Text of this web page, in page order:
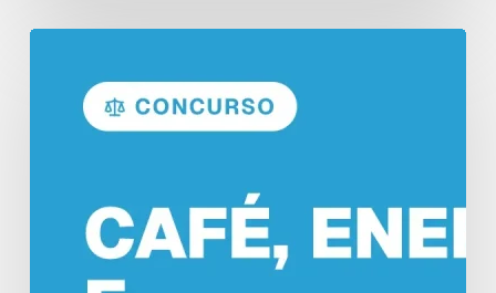
Energéticos
Estudos